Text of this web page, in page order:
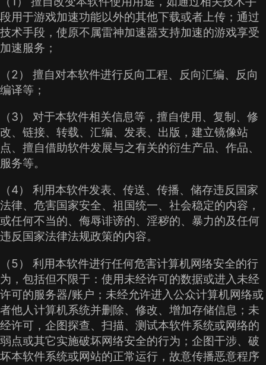
段用于游戏加速功能以外的其他下载或者上传；通过
技术手段，使原不属雷神加速器支持加速的游戏享受
加速服务；
（2） 擅自对本软件进行反向工程、反向汇编、反向
编译等；
（3） 对于本软件相关信息等，擅自使用、复制、修
改、链接、转载、汇编、发表、出版，建立镜像站
点、擅自借助软件发展与之有关的衍生产品、作品、
服务等。
（4） 利用本软件发表、传送、传播、储存违反国家
法律、危害国家安全、祖国统一、社会稳定的内容，
或任何不当的、侮辱诽谤的、淫秽的、暴力的及任何
违反国家法律法规政策的内容。
（5） 利用本软件进行任何危害计算机网络安全的行
为，包括但不限于：使用未经许可的数据或进入未经
许可的服务器/账户；未经允许进入公众计算机网络或
者他人计算机系统并删除、修改、增加存储信息；未
经许可，企图探查、扫描、测试本软件系统或网络的
弱点或其它实施破坏网络安全的行为；企图干涉、破
坏本软件系统或网站的正常运行，故意传播恶意程序